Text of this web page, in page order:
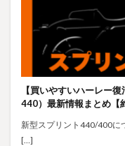
【買いやすいハーレー
440）最新情報まとめ【
新型スプリント440/400に
[…]